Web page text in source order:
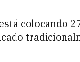
colocando